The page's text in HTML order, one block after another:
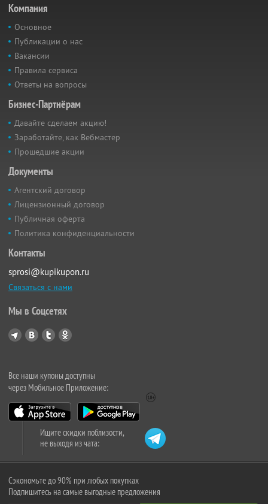
Компания
Основное
Публикации о нас
Вакансии
Правила сервиса
Ответы на вопросы
Бизнес-Партнёрам
Давайте сделаем акцию!
Заработайте, как Вебмастер
Прошедшие акции
Документы
Агентский договор
Лицензионный договор
Публичная оферта
Политика конфиденциальности
Контакты
sprosi@kupikupon.ru
Связаться с нами
Мы в Соцсетях
Все наши купоны доступны
через Мобильное Приложение:
Ищите скидки поблизости,
не выходя из чата:
Сэкономьте до 90% при любых покупках
Подпишитесь на самые выгодные предложения